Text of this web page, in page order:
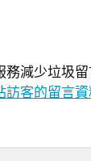
務減少垃圾
訪客的留言